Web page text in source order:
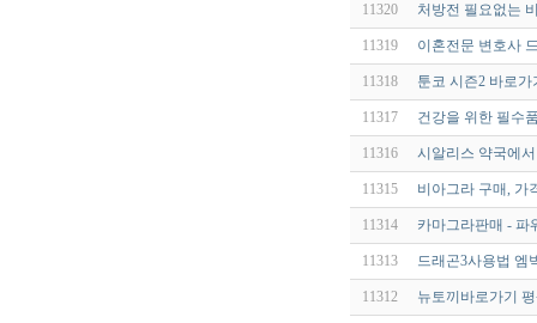
11320 처방전 필요없는
11319 이혼전문 변호사
11318 툰코 시즌2 바로가
11317 건강을 위한 필수
11316 시알리스 약국에
11315 비아그라 구매, 가
11314 카마그라판매 - 파
11313 드래곤3사용법 엠
11312 뉴토끼바로가기